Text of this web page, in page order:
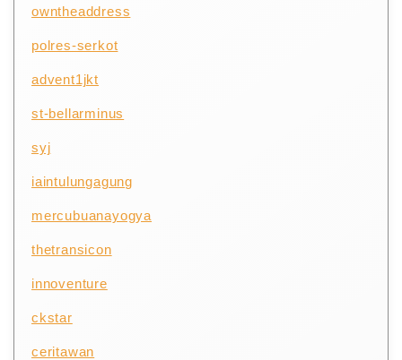
owntheaddress
polres-serkot
advent1jkt
st-bellarminus
syj
iaintulungagung
mercubuanayogya
thetransicon
innoventure
ckstar
ceritawan